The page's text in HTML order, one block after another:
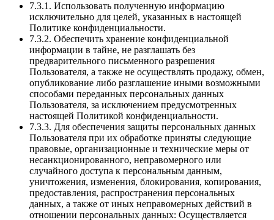
7.3.1. Использовать полученную информацию
исключительно для целей, указанных в настоящей
Политике конфиденциальности.
7.3.2. Обеспечить хранение конфиденциальной
информации в тайне, не разглашать без
предварительного письменного разрешения
Пользователя, а также не осуществлять продажу, обмен,
опубликование либо разглашение иными возможными
способами переданных персональных данных
Пользователя, за исключением предусмотренных
настоящей Политикой конфиденциальности.
7.3.3. Для обеспечения защиты персональных данных
Пользователя при их обработке приняты следующие
правовые, организационные и технические меры от
несанкционированного, неправомерного или
случайного доступа к персональным данным,
уничтожения, изменения, блокирования, копирования,
предоставления, распространения персональных
данных, а также от иных неправомерных действий в
отношении персональных данных: Осуществляется